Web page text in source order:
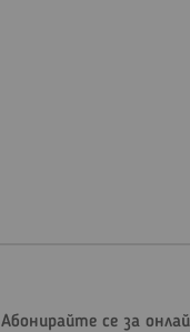
Абонирайте се за